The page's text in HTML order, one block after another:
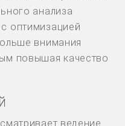
анализа
оптимизацией
внимания
повышая качество
ведение